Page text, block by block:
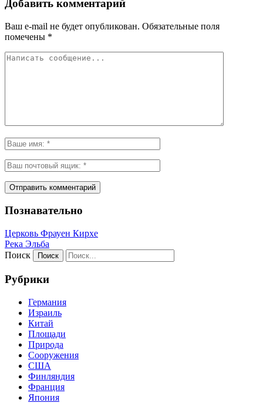
Добавить комментарий
Ваш e-mail не будет опубликован. Обязательные поля
помечены *
Познавательно
Церковь Фрауен Кирхе
Река Эльба
Поиск
Рубрики
Германия
Израиль
Китай
Площади
Природа
Сооружения
США
Финляндия
Франция
Япония